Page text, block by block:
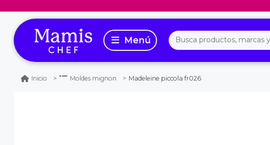
Inicio Moldes mignon Madeleine piccola fr026